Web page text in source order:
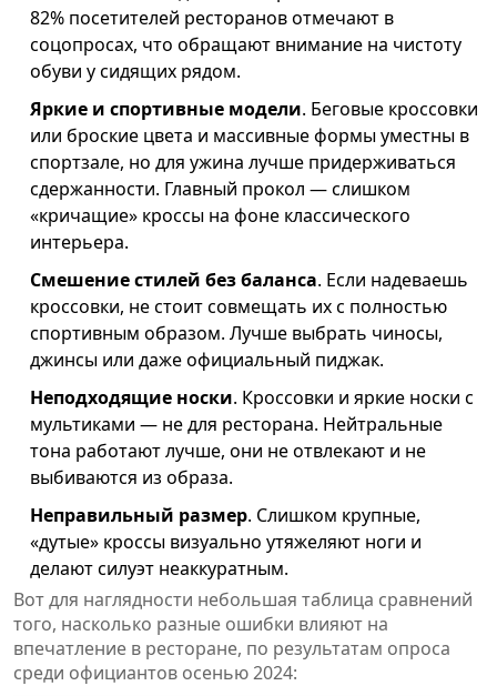
82% посетителей ресторанов отмечают в
соцопросах, что обращают внимание на чистоту
обуви у сидящих рядом.
Яркие и спортивные модели. Беговые кроссовки
или броские цвета и массивные формы уместны в
спортзале, но для ужина лучше придерживаться
сдержанности. Главный прокол — слишком
«кричащие» кроссы на фоне классического
интерьера.
Смешение стилей без баланса. Если надеваешь
кроссовки, не стоит совмещать их с полностью
спортивным образом. Лучше выбрать чиносы,
джинсы или даже официальный пиджак.
Неподходящие носки. Кроссовки и яркие носки с
мультиками — не для ресторана. Нейтральные
тона работают лучше, они не отвлекают и не
выбиваются из образа.
Неправильный размер. Слишком крупные,
«дутые» кроссы визуально утяжеляют ноги и
делают силуэт неаккуратным.
Вот для наглядности небольшая таблица сравнений
того, насколько разные ошибки влияют на
впечатление в ресторане, по результатам опроса
среди официантов осенью 2024: